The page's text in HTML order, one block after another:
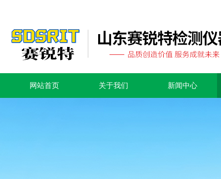
网站首页 关于我们 新闻中心